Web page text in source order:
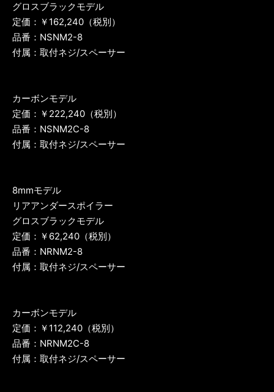
グロスブラックモデル
定価：￥162,240（税別）
品番：NSNM2-8
付属：取付ネジ/スペーサー
カーボンモデル
定価：￥222,240（税別）
品番：NSNM2C-8
付属：取付ネジ/スペーサー
8mmモデル
リアアンダースポイラー
グロスブラックモデル
定価：￥62,240（税別）
品番：NRNM2-8
付属：取付ネジ/スペーサー
カーボンモデル
定価：￥112,240（税別）
品番：NRNM2C-8
付属：取付ネジ/スペーサー